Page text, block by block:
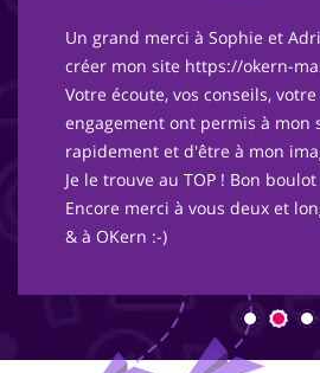
Un grand merci à Sophie et
créer mon site https://okern-
Votre écoute, vos conseils,
engagement ont permis à mon
rapidement et d'être à mon
Je le trouve au TOP ! Bon boulot
Encore merci à vous deux et
& à OKern :-)